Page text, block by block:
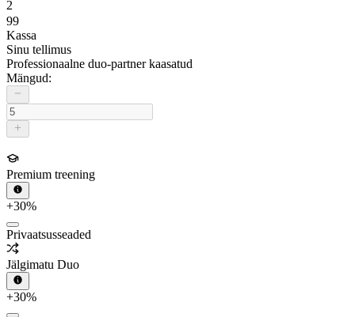
2
99
Kassa
Sinu tellimus
Professionaalne duo-partner kaasatud
Mängud:
Premium treening
+30%
Privaatsusseaded
Jälgimatu Duo
+30%